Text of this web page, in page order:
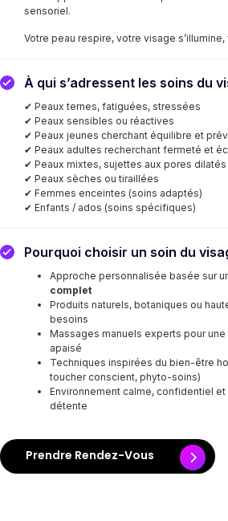
sensoriel.
Votre peau respire, votre visage s’illumine,
À qui s’adressent les soins du
✔ Peaux ternes, fatiguées, stressées
✔ Peaux sensibles ou réactives
✔ Peaux jeunes cherchant équilibre et
✔ Peaux adultes recherchant fermeté et
✔ Peaux mixtes, sujettes aux pores dilatés
✔ Peaux sèches ou tiraillées
✔ Femmes enceintes (soins adaptés)
✔ Enfants / ados (soins spécifiques)
Pourquoi choisir un soin du
Approche personnalisée basée sur
complet
Produits naturels, botaniques ou
besoins
Massages manuels experts pour
apaisé
Techniques inspirées du bien-être
toucher conscient, phyto-soins)
Environnement calme, confidentiel
détente
Prendre Rendez-Vous